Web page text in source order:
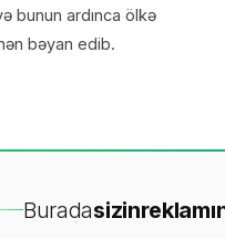
bunun ardınca ölkə
bəyan edib.
Buradasizin